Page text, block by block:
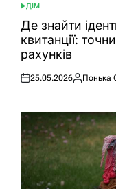
ОПУБЛІКУВАТИ
У
ДІМ
Де знайти
квитанції:
рахунків
Оприлюднено
25.05.2026 Понька